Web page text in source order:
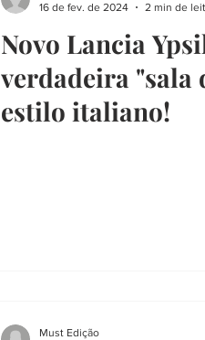
Novo Lancia
verdadeira "sala
estilo italiano!
16 de fev. de 2024
2 min de
Must Edição